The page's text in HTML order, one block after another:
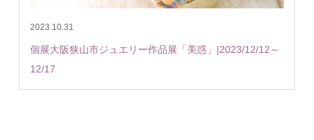
2023.10.31
個展大阪狭山市ジュエリー作品展「美惑」|2023/12/12～
12/17